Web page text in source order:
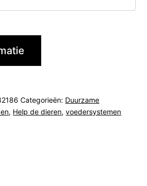
Categorieën: Duurzame
, Help de dieren,voedersystemen